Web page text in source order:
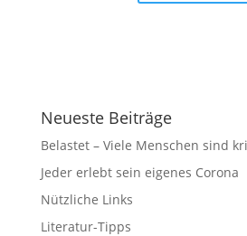
Neueste Beiträge
Belastet – Viele Menschen sind
Jeder erlebt sein eigenes Corona
Nützliche Links
Literatur-Tipps